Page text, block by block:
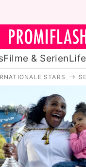
Filme & Serien
Royals
Stars
Filme & Serien
Lifestyle
STARS